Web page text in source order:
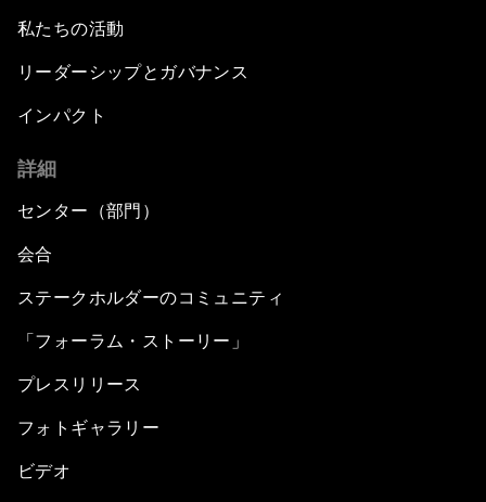
私たちの活動
リーダーシップとガバナンス
インパクト
詳細
センター（部門）
会合
ステークホルダーのコミュニティ
「フォーラム・ストーリー」
プレスリリース
フォトギャラリー
ビデオ